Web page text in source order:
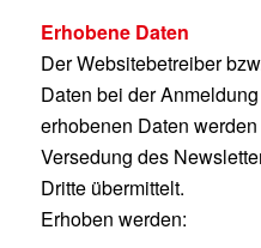
Erhobene Daten
Der Websitebetreiber
Daten bei der
erhobenen Daten
Versedung des
Dritte übermittelt.
Erhoben werden: